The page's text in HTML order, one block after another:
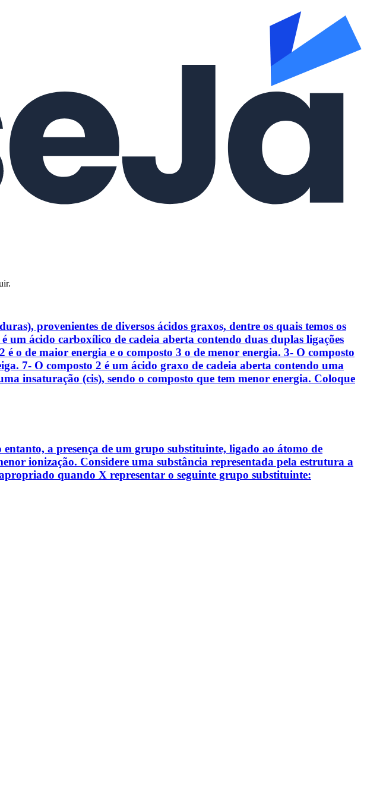
provenientes de diversos ácidos graxos, dentre os quais temos os
um ácido carboxílico de cadeia aberta contendo duas duplas ligações
o de maior energia e o composto 3 o de menor energia. 3- O composto
7- O composto 2 é um ácido graxo de cadeia aberta contendo uma
insaturação (cis), sendo o composto que tem menor energia. Coloque
a presença de um grupo substituinte, ligado ao átomo de
ionização. Considere uma substância representada pela estrutura a
quando X representar o seguinte grupo substituinte: